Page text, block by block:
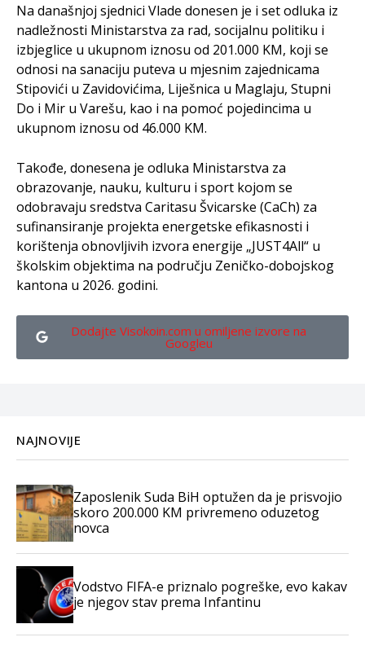
Na današnjoj sjednici Vlade donesen je i set odluka iz
nadležnosti Ministarstva za rad, socijalnu politiku i
izbjeglice u ukupnom iznosu od 201.000 KM, koji se
odnosi na sanaciju puteva u mjesnim zajednicama
Stipovići u Zavidovićima, Liješnica u Maglaju, Stupni
Do i Mir u Varešu, kao i na pomoć pojedincima u
ukupnom iznosu od 46.000 KM.
Takođe, donesena je odluka Ministarstva za
obrazovanje, nauku, kulturu i sport kojom se
odobravaju sredstva Caritasu Švicarske (CaCh) za
sufinansiranje projekta energetske efikasnosti i
korištenja obnovljivih izvora energije „JUST4All“ u
školskim objektima na području Zeničko-dobojskog
kantona u 2026. godini.
Dodajte Visokoin.com u omiljene izvore na
Googleu
NAJNOVIJE
Zaposlenik Suda BiH optužen da je prisvojio
skoro 200.000 KM privremeno oduzetog
novca
Vodstvo FIFA-e priznalo pogreške, evo kakav
je njegov stav prema Infantinu